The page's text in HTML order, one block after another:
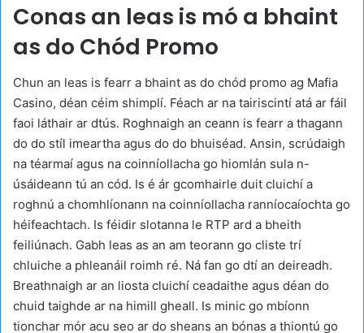
Conas an leas is mó a bhaint
as do Chód Promo
Chun an leas is fearr a bhaint as do chód promo ag Mafia
Casino, déan céim shimplí. Féach ar na tairiscintí atá ar fáil
faoi láthair ar dtús. Roghnaigh an ceann is fearr a thagann
do do stíl imeartha agus do do bhuiséad. Ansin, scrúdaigh
na téarmaí agus na coinníollacha go hiomlán sula n-
úsáideann tú an cód. Is é ár gcomhairle duit cluichí a
roghnú a chomhlíonann na coinníollacha ranníocaíochta go
héifeachtach. Is féidir slotanna le RTP ard a bheith
feiliúnach. Gabh leas as an am teorann go cliste trí
chluiche a phleanáil roimh ré. Ná fan go dtí an deireadh.
Breathnaigh ar an liosta cluichí ceadaithe agus déan do
chuid taighde ar na himill gheall. Is minic go mbíonn
tionchar mór acu seo ar do sheans an bónas a thiontú go